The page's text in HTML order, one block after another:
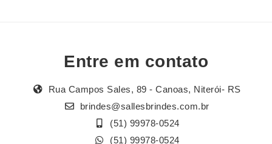
Entre em contato
Rua Campos Sales, 89 - Canoas, Niterói- RS
brindes@sallesbrindes.com.br
(51) 99978-0524
(51) 99978-0524